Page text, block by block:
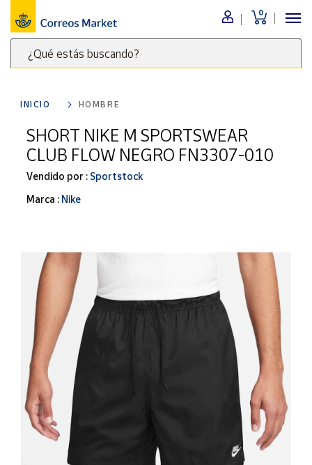
0
¿Qué estás buscando?
clave
para
buscar
productos
Correos
Menú
Nuestro
catálogo
Alimentación
Bebidas
Ocio y cultura
Juguetes y
Merchandising
y regalos
Tienda de
Correos
Artesanía
Oficina y
Papelería
Para Canarias,
Ceuta y Melilla
INICIO HOMBRE
SHORT NIKE M SPORTSWEAR
CLUB FLOW NEGRO FN3307-010
Vendido por : Sportstock
Marca : Nike